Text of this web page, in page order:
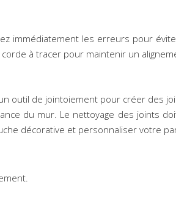
immédiatement les erreurs pour
à tracer pour maintenir un
outil de jointoiement pour créer des
du mur. Le nettoyage des joints
décorative et personnaliser votre